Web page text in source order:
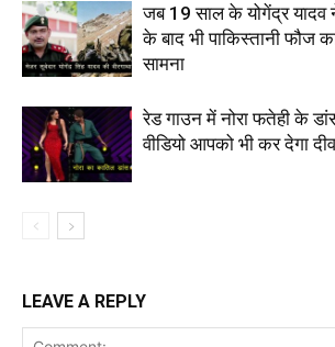
जब 19 साल के योगेंद्र यादव
के बाद भी पाकिस्तानी फौज
सामना
रेड गाउन में नोरा फतेही के
वीडियो आपको भी कर देगा
LEAVE A REPLY